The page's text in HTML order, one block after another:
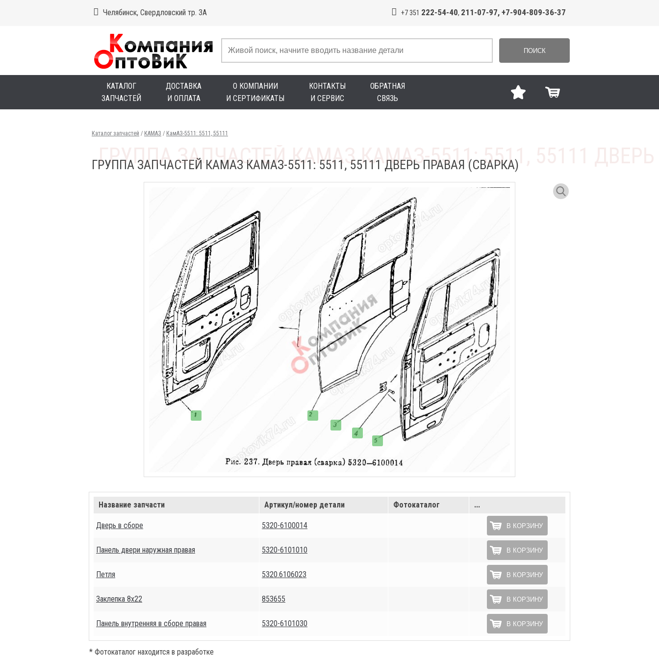
Челябинск, Свердловский тр. 3А +7 351 222-54-40, 211-07-97, +7-904-809-36-37
ПОИСК
КАТАЛОГ
ЗАПЧАСТЕЙ
ДОСТАВКА
И ОПЛАТА
О КОМПАНИИ
И СЕРТИФИКАТЫ
КОНТАКТЫ
И СЕРВИС
ОБРАТНАЯ
СВЯЗЬ
Каталог запчастей / КАМАЗ / КамАЗ-5511: 5511, 55111
ГРУППА ЗАПЧАСТЕЙ КАМАЗ КАМАЗ-5511: 5511, 55111 ДВЕРЬ ПРАВАЯ (СВАРКА)
Название запчасти Артикул/номер детали Фотокаталог ...
Дверь в сборе 5320-6100014 В КОРЗИНУ
Панель двери наружная правая 5320-6101010 В КОРЗИНУ
Петля 5320.6106023 В КОРЗИНУ
Заклепка 8х22 853655 В КОРЗИНУ
Панель внутренняя в сборе правая 5320-6101030 В КОРЗИНУ
* Фотокаталог находится в разработке